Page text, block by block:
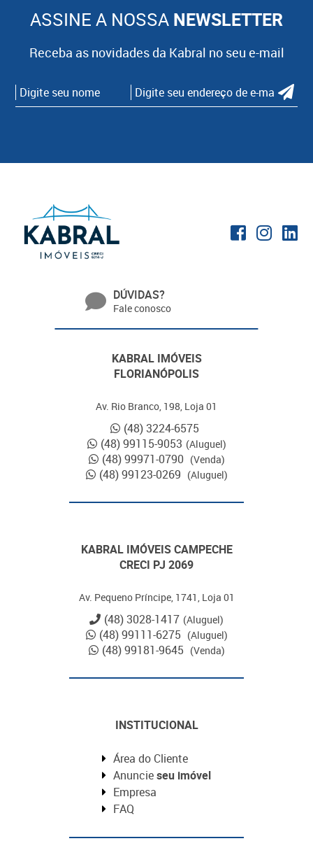
ASSINE A NOSSA NEWSLETTER
Receba as novidades da Kabral no seu e-mail
DÚVIDAS?
Fale conosco
KABRAL IMÓVEIS
FLORIANÓPOLIS
Av. Rio Branco, 198, Loja 01
(48) 3224-6575
(48) 99115-9053 (Aluguel)
(48) 99971-0790 (Venda)
(48) 99123-0269 (Aluguel)
KABRAL IMÓVEIS CAMPECHE
CRECI PJ 2069
Av. Pequeno Príncipe, 1741, Loja 01
(48) 3028-1417 (Aluguel)
(48) 99111-6275 (Aluguel)
(48) 99181-9645 (Venda)
INSTITUCIONAL
Área do Cliente
Anuncieseu imóvel
Empresa
FAQ